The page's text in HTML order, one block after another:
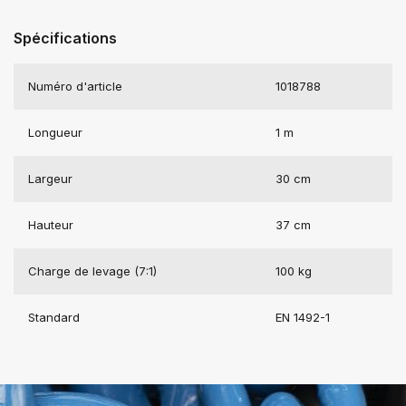
Spécifications
Numéro d'article 1018788
Longueur 1 m
Largeur 30 cm
Hauteur 37 cm
Charge de levage (7:1) 100 kg
Standard EN 1492-1